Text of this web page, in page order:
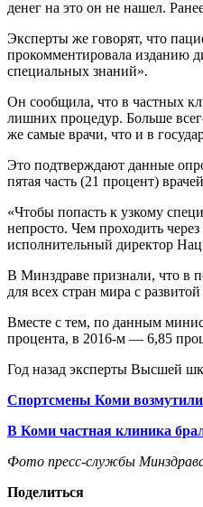
денег на это он не нашел.
Эксперты же говорят, что
прокомментировала изданию
специальных знаний».
Он сообщила, что в частных
лишних процедур. Больше
же самые врачи, что и в
Это подтверждают данные
пятая часть (21 процент)
«Чтобы попасть к узкому
непросто. Чем проходить
исполнительный директор
В Минздраве признали, что в
для всех стран мира с
Вместе с тем, по данным
процента, в 2016-м — 6,85
Год назад эксперты Высшей
Спортсмены Коми
В Коми частная клиника
Фото пресс-службы
Поделиться